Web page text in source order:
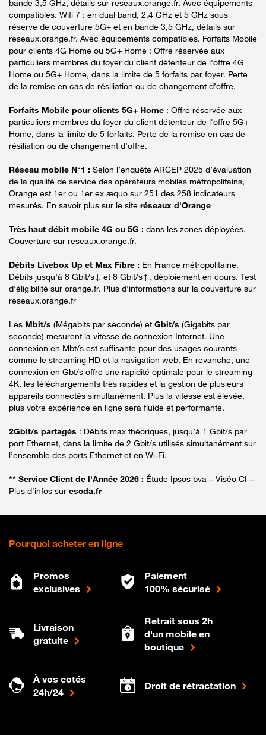
bande 3,5 GHz, détails sur reseaux.orange.fr. Avec équipements
compatibles. Wifi 7 : en dual band, 2,4 GHz et 5 GHz sous
réserve de couverture 5G+ et en bande 3,5 GHz, détails sur
reseaux.orange.fr. Avec équipements compatibles. Forfaits Mobile
pour clients 4G Home ou 5G+ Home : Offre réservée aux
particuliers membres du foyer du client détenteur de l'offre 4G
Home ou 5G+ Home, dans la limite de 5 forfaits par foyer. Perte
de la remise en cas de résiliation ou de changement d’offre.
Forfaits Mobile pour clients 5G+ Home : Offre réservée aux
particuliers membres du foyer du client détenteur de l'offre 5G+
Home, dans la limite de 5 forfaits. Perte de la remise en cas de
résiliation ou de changement d’offre.
Réseau mobile N°1 : Selon l’enquête ARCEP 2025 d’évaluation
de la qualité de service des opérateurs mobiles métropolitains,
Orange est 1er ou 1er ex æquo sur 251 des 258 indicateurs
mesurés. En savoir plus sur le site réseaux d'Orange
Très haut débit mobile 4G ou 5G : dans les zones déployées.
Couverture sur reseaux.orange.fr.
Débits Livebox Up et Max Fibre : En France métropolitaine.
Débits jusqu’à 8 Gbit/s↓ et 8 Gbit/s↑, déploiement en cours. Test
d’éligibilité sur orange.fr. Plus d’informations sur la couverture sur
reseaux.orange.fr
Les Mbit/s (Mégabits par seconde) et Gbit/s (Gigabits par
seconde) mesurent la vitesse de connexion Internet. Une
connexion en Mbt/s est suffisante pour des usages courants
comme le streaming HD et la navigation web. En revanche, une
connexion en Gbt/s offre une rapidité optimale pour le streaming
4K, les téléchargements très rapides et la gestion de plusieurs
appareils connectés simultanément. Plus la vitesse est élevée,
plus votre expérience en ligne sera fluide et performante.
2Gbit/s partagés : Débits max théoriques, jusqu’à 1 Gbit/s par
port Ethernet, dans la limite de 2 Gbit/s utilisés simultanément sur
l’ensemble des ports Ethernet et en Wi-Fi.
** Service Client de l'Année 2026 : Étude Ipsos bva – Viséo CI –
Plus d'infos sur escda.fr
Pourquoi acheter en ligne
Promos
exclusives
Paiement
100% sécurisé
Livraison
gratuite
Retrait sous 2h
d'un mobile en
boutique
À vos cotés
24h/24
Droit de rétractation